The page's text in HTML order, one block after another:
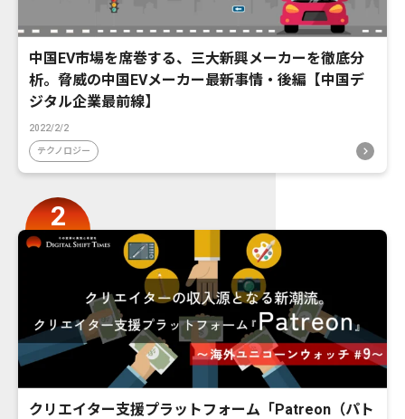
中国EV市場を席巻する、三大新興メーカーを徹底分
析。脅威の中国EVメーカー最新事情・後編【中国デ
ジタル企業最前線】
2022/2/2
テクノロジー
クリエイター支援プラットフォーム「Patreon（パト